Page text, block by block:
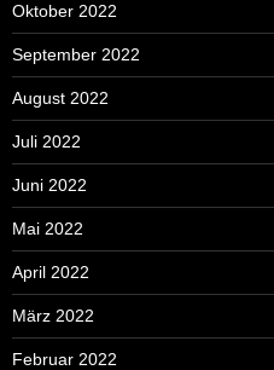
Oktober 2022
September 2022
August 2022
Juli 2022
Juni 2022
Mai 2022
April 2022
März 2022
Februar 2022